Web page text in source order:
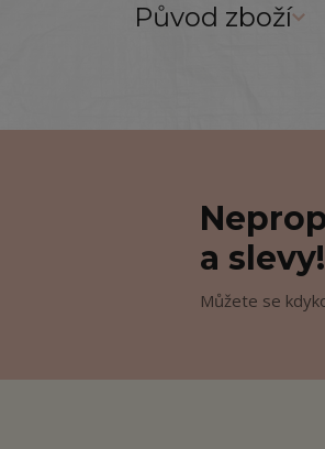
Původ zboží
a slevy!
Můžete se